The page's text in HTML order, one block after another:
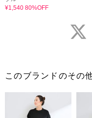
¥1,540 80%OFF
このブランドのその